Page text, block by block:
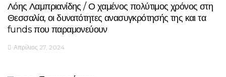
Λόης Λαμπριανίδης / Ο χαμένος πολύτιμος χρόνος στη
Θεσσαλία, οι δυνατότητες ανασυγκρότησής της και τα
funds που παραμονεύουν
Απρίλιος 27, 2024